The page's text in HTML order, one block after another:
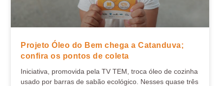
Projeto Óleo do Bem chega a Catanduva;
confira os pontos de coleta
Iniciativa, promovida pela TV TEM, troca óleo de cozinha
usado por barras de sabão ecológico. Nesses quase três